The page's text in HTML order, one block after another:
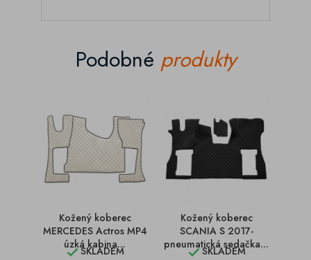
Podobné produkty
Kožený koberec
MERCEDES Actros MP4
úzká kabina...
SKLADEM
Kožený koberec
SCANIA S 2017-
pneumatická sedačka...
SKLADEM